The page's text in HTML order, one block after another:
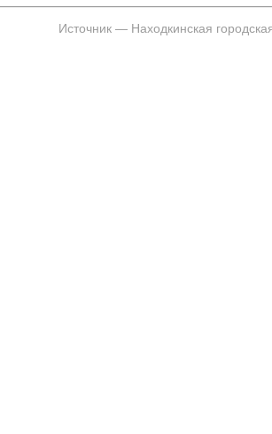
Источник — Находкинская
На заправках